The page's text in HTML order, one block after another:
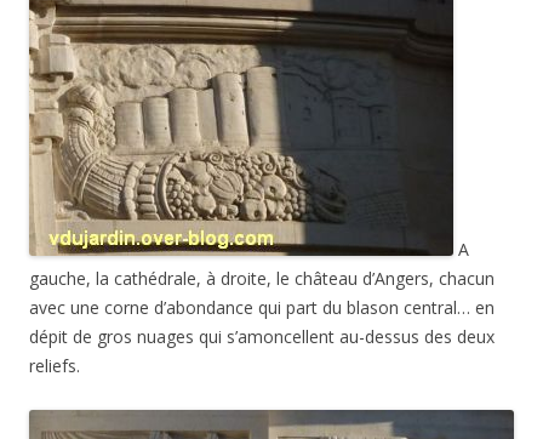
A
gauche, la cathédrale, à droite, le château d’Angers, chacun
avec une corne d’abondance qui part du blason central… en
dépit de gros nuages qui s’amoncellent au-dessus des deux
reliefs.